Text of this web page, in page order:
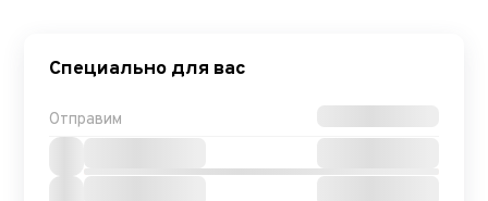
Специально для вас
Отправим